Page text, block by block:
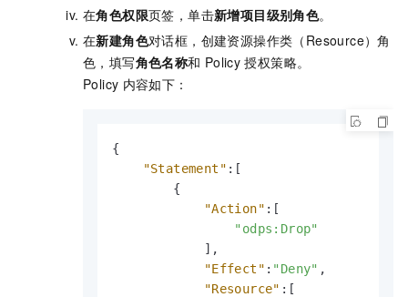
在角色权限页签，单击新增项目级别角色。
在新建角色对话框，创建资源操作类（Resource）角
色，填写角色名称和 Policy 授权策略。
Policy 内容如下：
{
"Statement" : [
{
"Action" : [
"odps:Drop"
] ,
"Effect" : "Deny" ,
"Resource" : [